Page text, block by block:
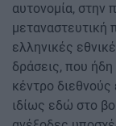
αυτονομία, στην
μεταναστευτική
ελληνικές
δράσεις, που
κέντρο
ιδίως εδώ στο